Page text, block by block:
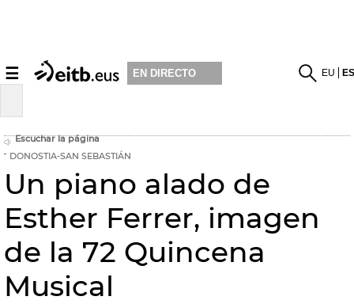
☰ EN DIRECTO EU
Escuchar la página
DONOSTIA-SAN SEBASTIÁN
Un piano alado de
Esther Ferrer, imagen
de la 72 Quincena
Musical